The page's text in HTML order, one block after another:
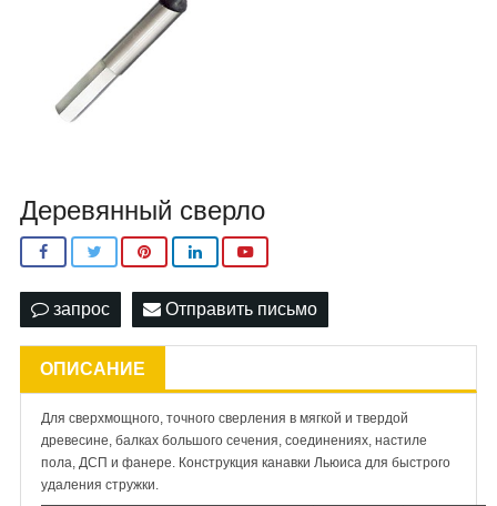
Деревянный сверло
запрос Отправить письмо
ОПИСАНИЕ
Для сверхмощного, точного сверления в мягкой и твердой
древесине, балках большого сечения, соединениях, настиле
пола, ДСП и фанере. Конструкция канавки Льюиса для быстрого
удаления стружки.